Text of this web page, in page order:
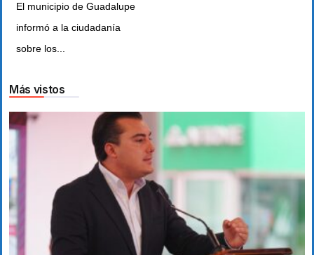
El municipio de Guadalupe
informó a la ciudadanía
sobre los...
Más vistos